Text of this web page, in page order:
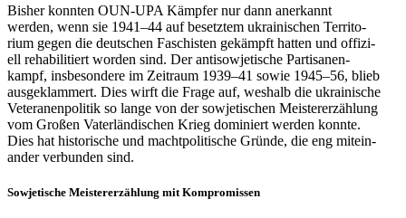
Bisher konnten OUN-UPA Kämpfer nur dann aner­kannt
werden, wenn sie 1941–44 auf besetz­tem ukrai­ni­schen Ter­ri­to­
rium gegen die deut­schen Faschis­ten gekämpft hatten und offi­zi­
ell reha­bi­li­tiert worden sind. Der anti­so­wje­ti­sche Par­ti­sa­nen­
kampf, ins­be­son­dere im Zeit­raum 1939–41 sowie 1945–56, blieb
aus­ge­klam­mert. Dies wirft die Frage auf, weshalb die ukrai­ni­sche
Vete­ra­nen­po­li­tik so lange von der sowje­ti­schen Meis­ter­er­zäh­lung
vom Großen Vater­län­di­schen Krieg domi­niert werden konnte.
Dies hat his­to­ri­sche und macht­po­li­ti­sche Gründe, die eng mit­ein­
an­der ver­bun­den sind.
Sowje­ti­sche Meis­ter­er­zäh­lung mit Kompromissen